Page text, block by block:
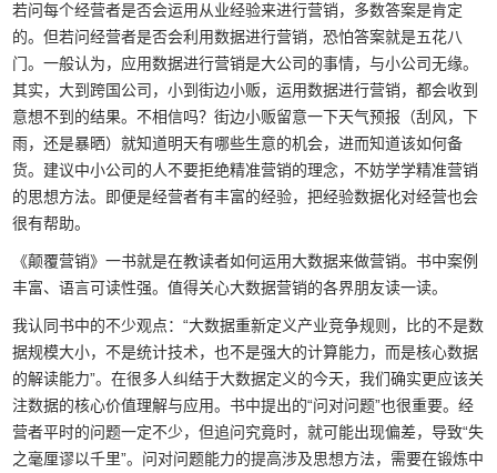
若问每个经营者是否会运用从业经验来进行营销，多数答案是肯定
的。但若问经营者是否会利用数据进行营销，恐怕答案就是五花八
门。一般认为，应用数据进行营销是大公司的事情，与小公司无缘。
其实，大到跨国公司，小到街边小贩，运用数据进行营销，都会收到
意想不到的结果。不相信吗？街边小贩留意一下天气预报（刮风，下
雨，还是暴晒）就知道明天有哪些生意的机会，进而知道该如何备
货。建议中小公司的人不要拒绝精准营销的理念，不妨学学精准营销
的思想方法。即便是经营者有丰富的经验，把经验数据化对经营也会
很有帮助。
《颠覆营销》一书就是在教读者如何运用大数据来做营销。书中案例
丰富、语言可读性强。值得关心大数据营销的各界朋友读一读。
我认同书中的不少观点：“大数据重新定义产业竞争规则，比的不是数
据规模大小，不是统计技术，也不是强大的计算能力，而是核心数据
的解读能力”。在很多人纠结于大数据定义的今天，我们确实更应该关
注数据的核心价值理解与应用。书中提出的“问对问题”也很重要。经
营者平时的问题一定不少，但追问究竟时，就可能出现偏差，导致“失
之毫厘谬以千里”。问对问题能力的提高涉及思想方法，需要在锻炼中